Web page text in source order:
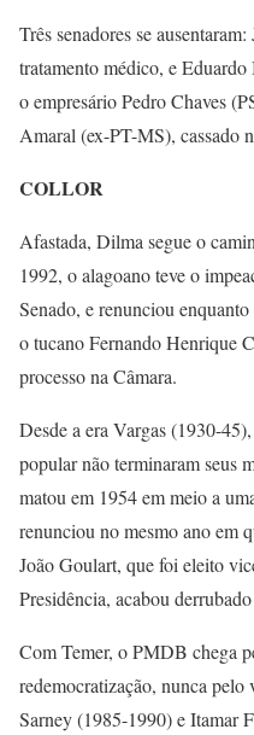
Três senadores se
tratamento médico, e
o empresário Pedro Chaves
Amaral (ex-PT-MS), cassado
COLLOR
Afastada, Dilma segue o
1992, o alagoano teve o
Senado, e renunciou
o tucano Fernando Henrique
processo na Câmara.
Desde a era Vargas (1930-
popular não terminaram seus
matou em 1954 em meio a
renunciou no mesmo ano em
João Goulart, que foi eleito
Presidência, acabou
Com Temer, o PMDB chega
redemocratização, nunca
Sarney (1985-1990) e Itamar